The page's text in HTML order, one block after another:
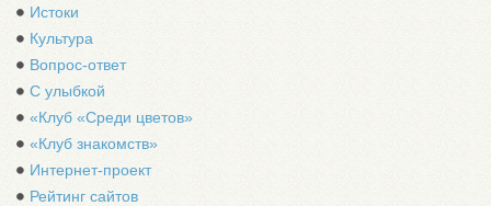
Истоки
Культура
Вопрос-ответ
С улыбкой
«Клуб «Среди цветов»
«Клуб знакомств»
Интернет-проект
Рейтинг сайтов